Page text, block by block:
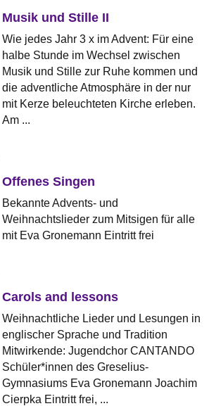
Musik und Stille II
Wie jedes Jahr 3 x im Advent: Für eine
halbe Stunde im Wechsel zwischen
Musik und Stille zur Ruhe kommen und
die adventliche Atmosphäre in der nur
mit Kerze beleuchteten Kirche erleben.
Am ...
Offenes Singen
Bekannte Advents- und
Weihnachtslieder zum Mitsigen für alle
mit Eva Gronemann Eintritt frei
Carols and lessons
Weihnachtliche Lieder und Lesungen in
englischer Sprache und Tradition
Mitwirkende: Jugendchor CANTANDO
Schüler*innen des Greselius-
Gymnasiums Eva Gronemann Joachim
Cierpka Eintritt frei, ...